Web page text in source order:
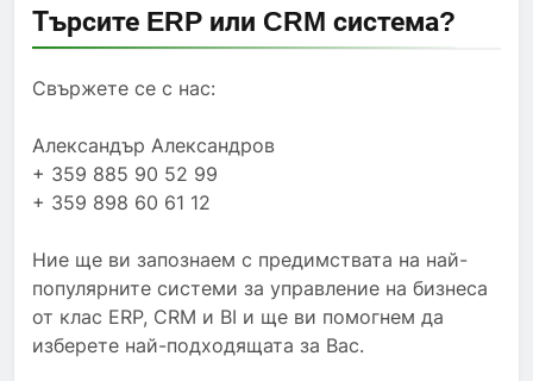
Търсите ERP или CRM система?
Свържете се с нас:
Александър Александров
+ 359 885 90 52 99
+ 359 898 60 61 12
Ние ще ви запознаем с предимствата на най-
популярните системи за управление на бизнеса
от клас ERP, CRM и BI и ще ви помогнем да
изберете най-подходящата за Вас.